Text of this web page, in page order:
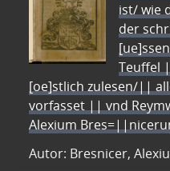
ist/ wie
der
Teuffel
[oe]stlich zulesen/||
vorfasset || vnd
Alexium
Autor: Bresnicer,